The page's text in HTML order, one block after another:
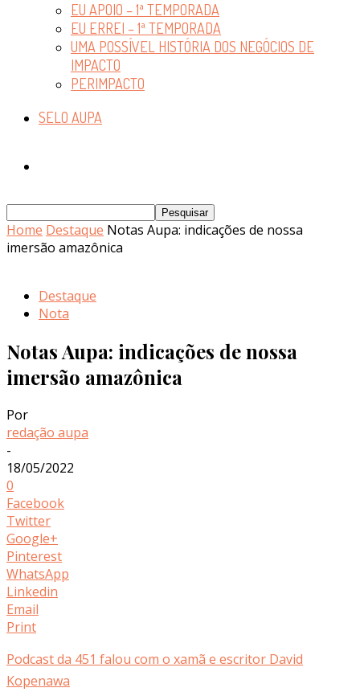
EU APOIO – 1ª TEMPORADA
EU ERREI – 1ª TEMPORADA
UMA POSSÍVEL HISTÓRIA DOS NEGÓCIOS DE
IMPACTO
PERIMPACTO
SELO AUPA
Home Destaque Notas Aupa: indicações de nossa
imersão amazônica
Destaque
Nota
Notas Aupa: indicações de nossa
imersão amazônica
Por
redação aupa
-
18/05/2022
0
Facebook
Twitter
Google+
Pinterest
WhatsApp
Linkedin
Email
Print
Podcast da 451 falou com o xamã e escritor David
Kopenawa